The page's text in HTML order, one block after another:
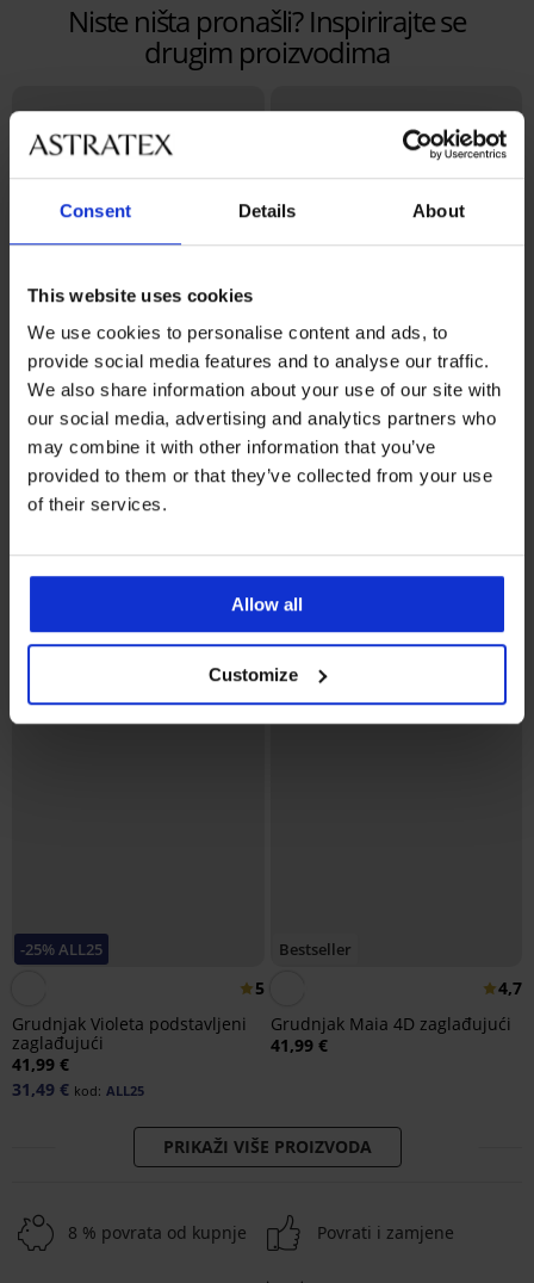
Consent Details About
This website uses cookies
We use cookies to personalise content and ads, to
provide social media features and to analyse our traffic.
We also share information about your use of our site with
our social media, advertising and analytics partners who
may combine it with other information that you’ve
provided to them or that they’ve collected from your use
of their services.
Allow all
Customize
Niste ništa pronašli? Inspirirajte se
drugim proizvodima
Bestseller
4,8
39,99 €
Popust -50%
18,50 €36,99 €
-25% ALL25
5
Grudnjak Violeta podstavljeni
zaglađujući
41,99 €
31,49 € kod: ALL25
Bestseller
4,7
Grudnjak Maia 4D zaglađujući
41,99 €
PRIKAŽI VIŠE PROIZVODA
8 % povrata od kupnje Povrati i zamjene